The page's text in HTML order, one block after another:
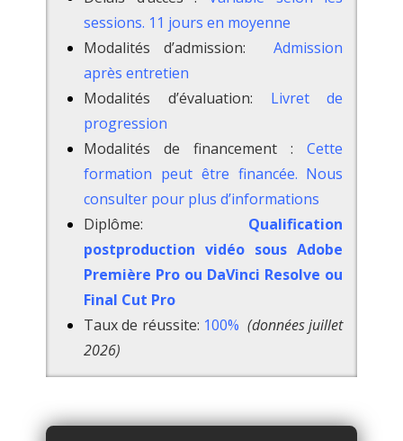
sessions. 11 jours en moyenne
Modalités d’admission:Admission
après entretien
Modalités d’évaluation: Livret de
progression
Modalités de financement :Cette
formation peut être financée. Nous
consulter pour plus d’informations
Diplôme: Qualification
postproduction vidéo sous Adobe
Première Pro ou DaVinci Resolve ou
Final Cut Pro
Taux de réussite: 100%(données juillet
2026)